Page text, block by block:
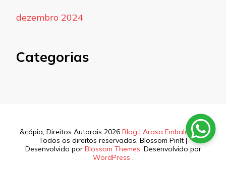
dezembro 2024
Categorias
&cópia; Direitos Autorais 2026 Blog | Arasa Embalagens.
Todos os direitos reservados. Blossom PinIt |
Desenvolvido por Blossom Themes. Desenvolvido por
WordPress .